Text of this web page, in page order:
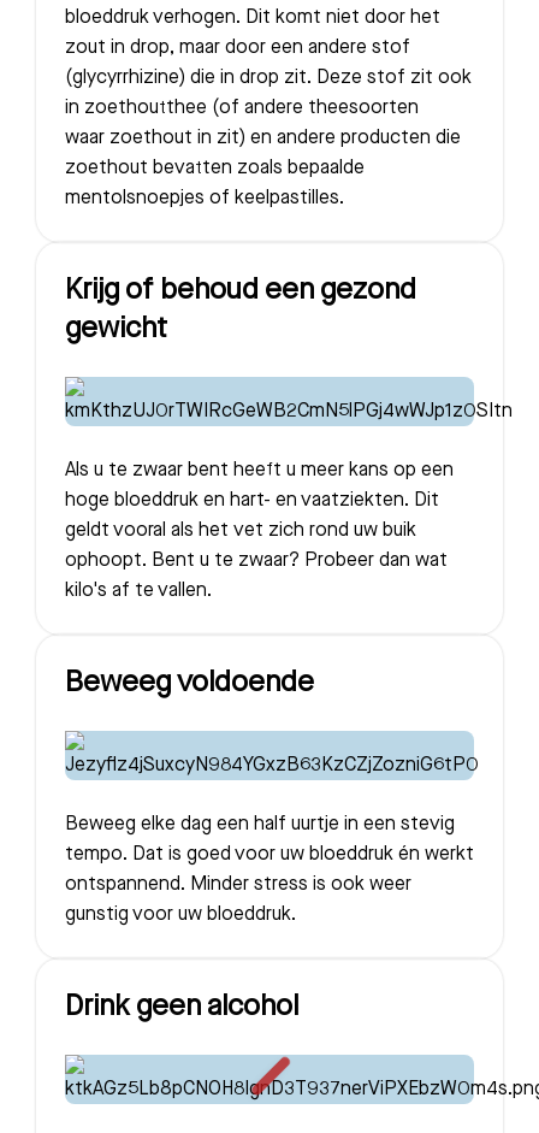
bloeddruk verhogen. Dit komt niet door het
zout in drop, maar door een andere stof
(glycyrrhizine) die in drop zit. Deze stof zit ook
in zoethoutthee (of andere theesoorten
waar zoethout in zit) en andere producten die
zoethout bevatten zoals bepaalde
mentolsnoepjes of keelpastilles.
Krijg of behoud een gezond
gewicht
Als u te zwaar bent heeft u meer kans op een
hoge bloeddruk en hart- en vaatziekten. Dit
geldt vooral als het vet zich rond uw buik
ophoopt. Bent u te zwaar? Probeer dan wat
kilo's af te vallen.
Beweeg voldoende
Beweeg elke dag een half uurtje in een stevig
tempo. Dat is goed voor uw bloeddruk én werkt
ontspannend. Minder stress is ook weer
gunstig voor uw bloeddruk.
Drink geen alcohol